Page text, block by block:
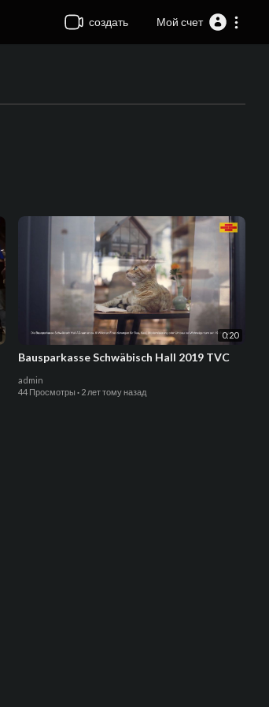
создать Мой счет
0:20
Bausparkasse Schwäbisch Hall 2019 TVC
admin
44 Просмотры · 2 лет тому назад